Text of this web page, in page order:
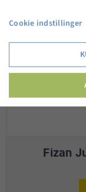
Fizan
Cookie indstillinger